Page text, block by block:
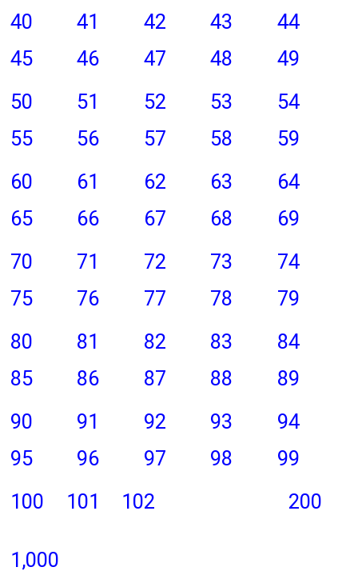
40
41 42 43
44
45
46 47 48
49
50
51 52 53
54
55
56 57 58
59
60
61 62 63
64
65
66 67 68
69
70
71 72 73
74
75
76 77 78
79
80
81 82 83
84
85
86 87 88
89
90
91 92 93
94
95
96 97 98
99
100
101 102 200
1,000